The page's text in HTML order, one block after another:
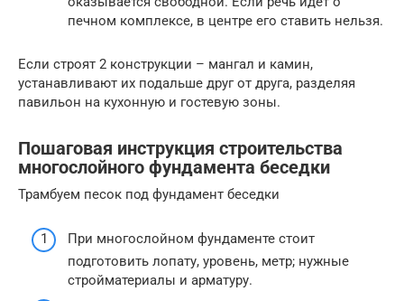
печном комплексе, в центре его ставить нельзя.
Если строят 2 конструкции – мангал и камин,
устанавливают их подальше друг от друга, разделяя
павильон на кухонную и гостевую зоны.
Пошаговая инструкция строительства
многослойного фундамента беседки
Трамбуем песок под фундамент беседки
При многослойном фундаменте стоит
подготовить лопату, уровень, метр; нужные
стройматериалы и арматуру.